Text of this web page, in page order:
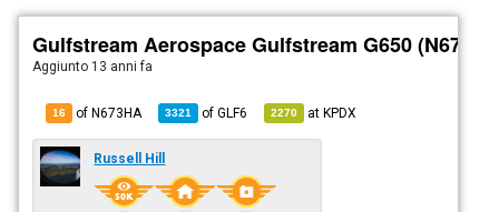
Gulfstream Aerospace Gulfstream G650
Aggiunto 13 anni fa
16 of N673HA 3321 ofGLF6 2270 atKPDX
Russell Hill